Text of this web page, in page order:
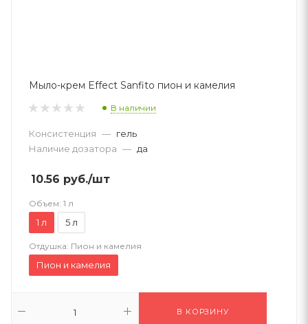
Мыло-крем Effect Sanfito пион и камелия
В наличии
Консистенция — гель
Наличие дозатора — да
10.56 руб./шт
Объем: 1 л
1 л 5 л
Отдушка: Пион и камелия
Пион и камелия
В КОРЗИНУ